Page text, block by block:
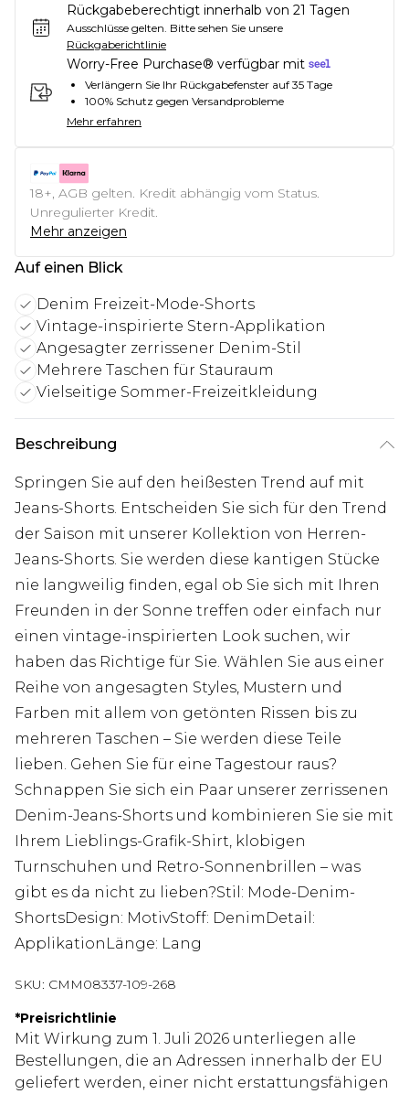
Rückgabeberechtigt innerhalb von 21 Tagen
Ausschlüsse gelten. Bitte sehen Sie unsere
Rückgaberichtlinie
Worry-Free Purchase® verfügbar mit
Verlängern Sie Ihr Rückgabefenster auf 35 Tage
100% Schutz gegen Versandprobleme
Mehr erfahren
18+, AGB gelten. Kredit abhängig vom Status.
Unregulierter Kredit.
Mehr anzeigen
Auf einen Blick
Denim Freizeit-Mode-Shorts
Vintage-inspirierte Stern-Applikation
Angesagter zerrissener Denim-Stil
Mehrere Taschen für Stauraum
Vielseitige Sommer-Freizeitkleidung
Beschreibung
Springen Sie auf den heißesten Trend auf mit
Jeans-Shorts. Entscheiden Sie sich für den Trend
der Saison mit unserer Kollektion von Herren-
Jeans-Shorts. Sie werden diese kantigen Stücke
nie langweilig finden, egal ob Sie sich mit Ihren
Freunden in der Sonne treffen oder einfach nur
einen vintage-inspirierten Look suchen, wir
haben das Richtige für Sie. Wählen Sie aus einer
Reihe von angesagten Styles, Mustern und
Farben mit allem von getönten Rissen bis zu
mehreren Taschen – Sie werden diese Teile
lieben. Gehen Sie für eine Tagestour raus?
Schnappen Sie sich ein Paar unserer zerrissenen
Denim-Jeans-Shorts und kombinieren Sie sie mit
Ihrem Lieblings-Grafik-Shirt, klobigen
Turnschuhen und Retro-Sonnenbrillen – was
gibt es da nicht zu lieben?Stil: Mode-Denim-
ShortsDesign: MotivStoff: DenimDetail:
ApplikationLänge: Lang
SKU: CMM08337-109-268
*Preisrichtlinie
Mit Wirkung zum 1. Juli 2026 unterliegen alle
Bestellungen, die an Adressen innerhalb der EU
geliefert werden, einer nicht erstattungsfähigen